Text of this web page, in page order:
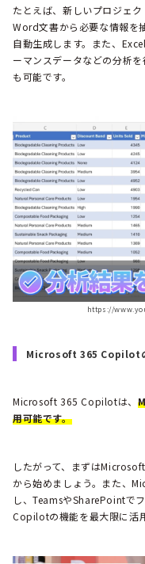
たとえば、新しいプロジェ
Word文書から必要な情報を
自動生成します。また、
ーマンスデータなどの分析
も可能です。
https://
Microsoft 365 Copilot
Microsoft 365 Copilotは、
用可能です。
したがって、まずは
から始めましょう。また、
し、TeamsやSharePointで
Copilotの機能を最大限に活